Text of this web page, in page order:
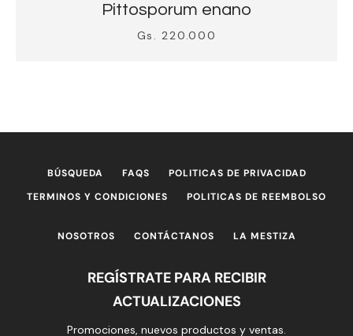
Pittosporum enano
Gs. 220.000
BÚSQUEDA FAQS
POLITICAS DE PRIVACIDAD
TERMINOS Y CONDICIONES
POLITICAS DE REEMBOLSO
NOSOTROS CONTÁCTANOS LA MESTIZA
REGÍSTRATE PARA RECIBIR
ACTUALIZACIONES
Promociones, nuevos productos y ventas.